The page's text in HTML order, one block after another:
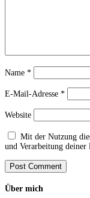
Name *
E-Mail-Adresse *
Website
Mit der Nutzung
und Verarbeitung deiner
Über mich